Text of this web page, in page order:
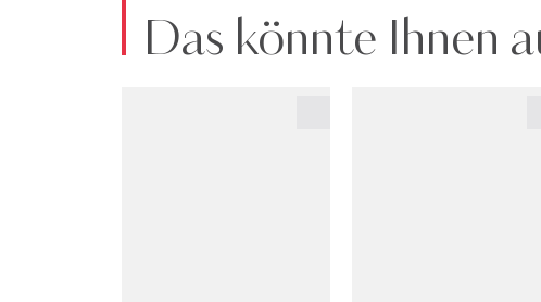
Das könnte Ihnen